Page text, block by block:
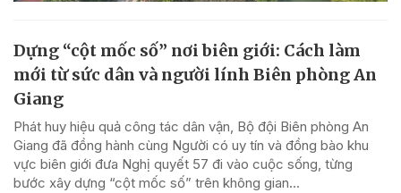
Dựng “cột mốc số” nơi biên giới: Cách làm
mới từ sức dân và người lính Biên phòng An
Giang
Phát huy hiệu quả công tác dân vận, Bộ đội Biên phòng An
Giang đã đồng hành cùng Người có uy tín và đồng bào khu
vực biên giới đưa Nghị quyết 57 đi vào cuộc sống, từng
bước xây dựng “cột mốc số” trên không gian...